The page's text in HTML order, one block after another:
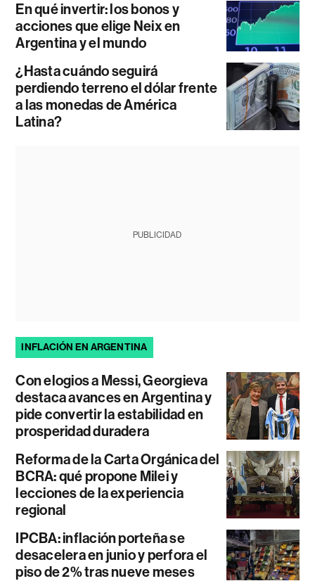
En qué invertir: los bonos y
acciones que elige Neix en
Argentina y el mundo
¿Hasta cuándo seguirá
perdiendo terreno el dólar frente
a las monedas de América
Latina?
PUBLICIDAD
INFLACIÓN EN ARGENTINA
Con elogios a Messi, Georgieva
destaca avances en Argentina y
pide convertir la estabilidad en
prosperidad duradera
Reforma de la Carta Orgánica del
BCRA: qué propone Milei y
lecciones de la experiencia
regional
IPCBA: inflación porteña se
desacelera en junio y perfora el
piso de 2% tras nueve meses